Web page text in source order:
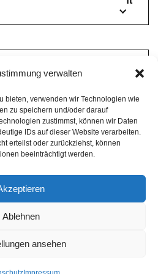
verwalten
bieten, verwenden wir Technologien wie
zu speichern und/oder darauf
zustimmst, können wir Daten
IDs auf dieser Website verarbeiten.
erteilst oder zurückziehst, können
beeinträchtigt werden.
Ablehnen
ansehen
c
h
i
Home